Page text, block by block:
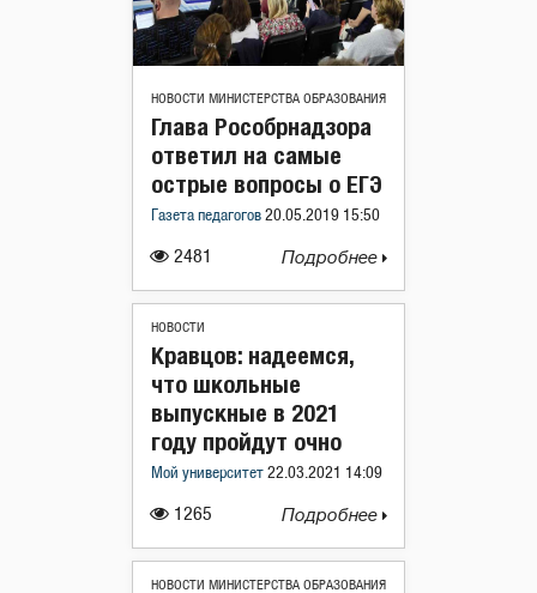
НОВОСТИ МИНИСТЕРСТВА ОБРАЗОВАНИЯ
2481
Глава Рособрнадзора
ответил на самые
острые вопросы о ЕГЭ
Газета педагогов 20.05.2019 15:50
Подробнее
НОВОСТИ
1265
Кравцов: надеемся,
что школьные
выпускные в 2021
году пройдут очно
Мой университет 22.03.2021 14:09
Подробнее
НОВОСТИ МИНИСТЕРСТВА ОБРАЗОВАНИЯ